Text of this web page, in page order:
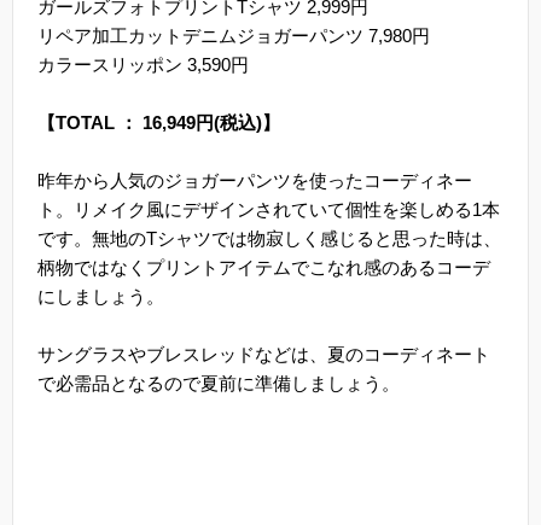
ガールズフォトプリントTシャツ 2,999円
リペア加工カットデニムジョガーパンツ 7,980円
カラースリッポン 3,590円
【TOTAL ： 16,949円(税込)】
昨年から人気のジョガーパンツを使ったコーディネー
ト。リメイク風にデザインされていて個性を楽しめる1本
です。無地のTシャツでは物寂しく感じると思った時は、
柄物ではなくプリントアイテムでこなれ感のあるコーデ
にしましょう。
サングラスやブレスレッドなどは、夏のコーディネート
で必需品となるので夏前に準備しましょう。